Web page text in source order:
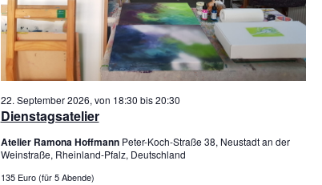
Dienstagsatelier
22. September 2026, von 18:30 bis20:30
Atelier Ramona Hoffmann Peter-Koch-Straße 38, Neustadt an der
Weinstraße, Rheinland-Pfalz, Deutschland
135 Euro (für 5 Abende)